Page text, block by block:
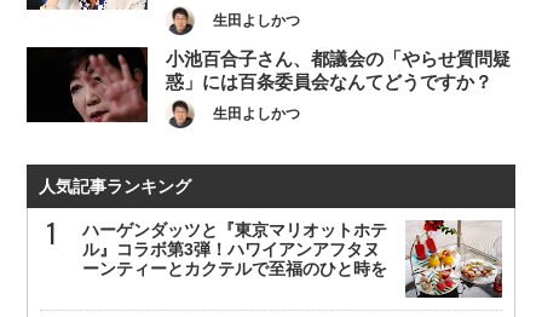
生田よしかつ
小池百合子さん、都議会の「やらせ質問疑
惑」には百条委員会なんてどうですか？
生田よしかつ
人気記事ランキング
ハーゲンダッツと『東京マリオットホテ
ル』コラボ第3弾！ハワイアンアフタヌ
ーンティーとカクテルで至福のひと時を